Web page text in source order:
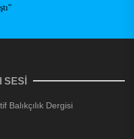
SESİ
Dergisi